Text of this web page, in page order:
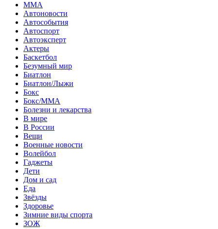
MMA
Автоновости
Автособытия
Автоспорт
Автоэксперт
Актеры
Баскетбол
Безумный мир
Биатлон
Биатлон/Лыжи
Бокс
Бокс/MMA
Болезни и лекарства
В мире
В России
Вещи
Военные новости
Волейбол
Гаджеты
Дети
Дом и сад
Еда
Звёзды
Здоровье
Зимние виды спорта
ЗОЖ